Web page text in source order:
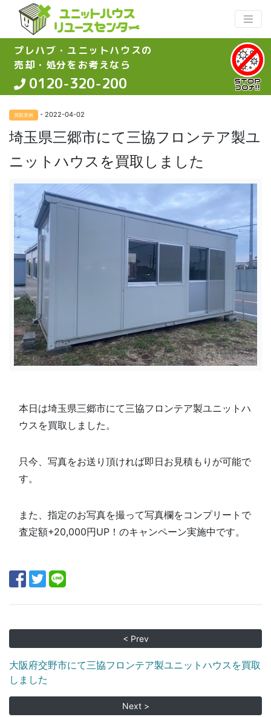
プレハブ・ユニットハウスの
売却・処分をお考えなら
0120-320-200
買取実例 - 2022-04-02
埼玉県三郷市にて三協フロンテア製ユ
ニットハウスを買取しました
本日は埼玉県三郷市にて三協フロンテア製ユニットハ
ウスを買取しました。
只今、写真をお送り頂ければ即日お見積もりが可能で
す。
また、指定のお写真を撮って写真欄をコンプリートで
査定額+20,000円UP！のキャンペーン実施中です。
< Prev
大阪府交野市にて三協フロンテア製ユニットハウスを買取
しました
Next >